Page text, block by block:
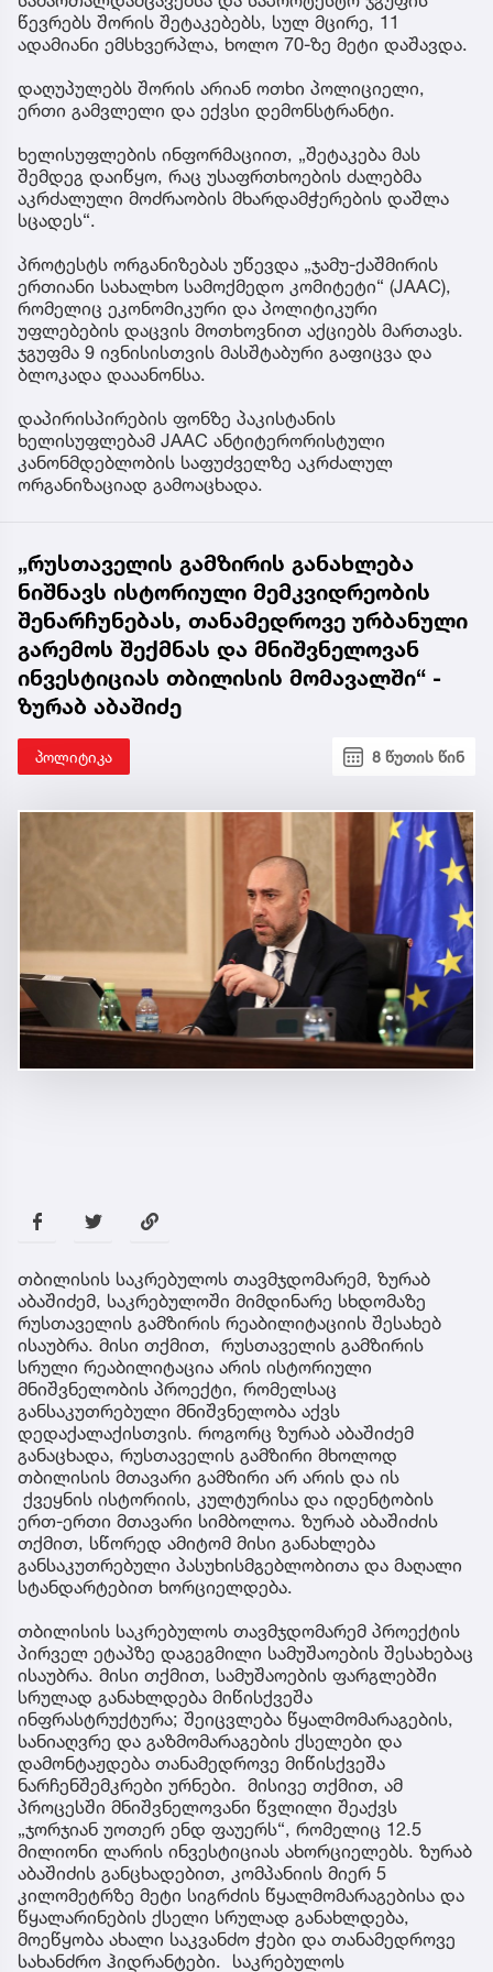
წევრებს შორის შეტაკებებს, სულ მცირე, 11
ადამიანი ემსხვერპლა, ხოლო 70-ზე მეტი დაშავდა.
დაღუპულებს შორის არიან ოთხი პოლიციელი,
ერთი გამვლელი და ექვსი დემონსტრანტი.
ხელისუფლების ინფორმაციით, „შეტაკება მას
შემდეგ დაიწყო, რაც უსაფრთხოების ძალებმა
აკრძალული მოძრაობის მხარდამჭერების დაშლა
სცადეს“.
პროტესტს ორგანიზებას უწევდა „ჯამუ-ქაშმირის
ერთიანი სახალხო სამოქმედო კომიტეტი“ (JAAC),
რომელიც ეკონომიკური და პოლიტიკური
უფლებების დაცვის მოთხოვნით აქციებს მართავს.
ჯგუფმა 9 ივნისისთვის მასშტაბური გაფიცვა და
ბლოკადა დააანონსა.
დაპირისპირების ფონზე პაკისტანის
ხელისუფლებამ JAAC ანტიტერორისტული
კანონმდებლობის საფუძველზე აკრძალულ
ორგანიზაციად გამოაცხადა.
„რუსთაველის გამზირის განახლება
ნიშნავს ისტორიული მემკვიდრეობის
შენარჩუნებას, თანამედროვე ურბანული
გარემოს შექმნას და მნიშვნელოვან
ინვესტიციას თბილისის მომავალში“ -
ზურაბ აბაშიძე
პოლიტიკა 8 წუთის წინ
თბილისის საკრებულოს თავმჯდომარემ, ზურაბ
აბაშიძემ, საკრებულოში მიმდინარე სხდომაზე
რუსთაველის გამზირის რეაბილიტაციის შესახებ
ისაუბრა. მისი თქმით, რუსთაველის გამზირის
სრული რეაბილიტაცია არის ისტორიული
მნიშვნელობის პროექტი, რომელსაც
განსაკუთრებული მნიშვნელობა აქვს
დედაქალაქისთვის. როგორც ზურაბ აბაშიძემ
განაცხადა, რუსთაველის გამზირი მხოლოდ
თბილისის მთავარი გამზირი არ არის და ის
ქვეყნის ისტორიის, კულტურისა და იდენტობის
ერთ-ერთი მთავარი სიმბოლოა. ზურაბ აბაშიძის
თქმით, სწორედ ამიტომ მისი განახლება
განსაკუთრებული პასუხისმგებლობითა და მაღალი
სტანდარტებით ხორციელდება.
თბილისის საკრებულოს თავმჯდომარემ პროექტის
პირველ ეტაპზე დაგეგმილი სამუშაოების შესახებაც
ისაუბრა. მისი თქმით, სამუშაოების ფარგლებში
სრულად განახლდება მიწისქვეშა
ინფრასტრუქტურა; შეიცვლება წყალმომარაგების,
სანიაღვრე და გაზმომარაგების ქსელები და
დამონტაჟდება თანამედროვე მიწისქვეშა
ნარჩენშემკრები ურნები. მისივე თქმით, ამ
პროცესში მნიშვნელოვანი წვლილი შეაქვს
„ჯორჯიან უოთერ ენდ ფაუერს“, რომელიც 12.5
მილიონი ლარის ინვესტიციას ახორციელებს. ზურაბ
აბაშიძის განცხადებით, კომპანიის მიერ 5
კილომეტრზე მეტი სიგრძის წყალმომარაგებისა და
წყალარინების ქსელი სრულად განახლდება,
მოეწყობა ახალი საკვანძო ჭები და თანამედროვე
სახანძრო ჰიდრანტები. საკრებულოს